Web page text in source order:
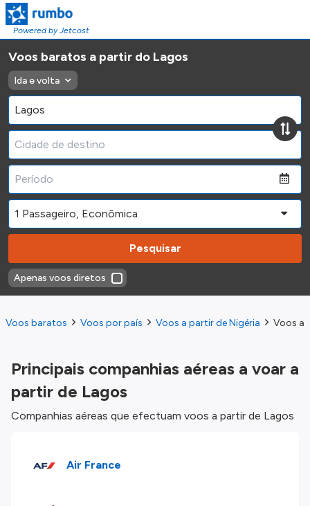
Powered by Jetcost
Voos baratos a partir do Lagos
Ida e volta
Pesquisar
Apenas voos diretos
Voos baratos Voos por país Voos a partir de Nigéria Voos a
Principais companhias aéreas a voar a
partir de Lagos
Companhias aéreas que efectuam voos a partir de Lagos
Air France